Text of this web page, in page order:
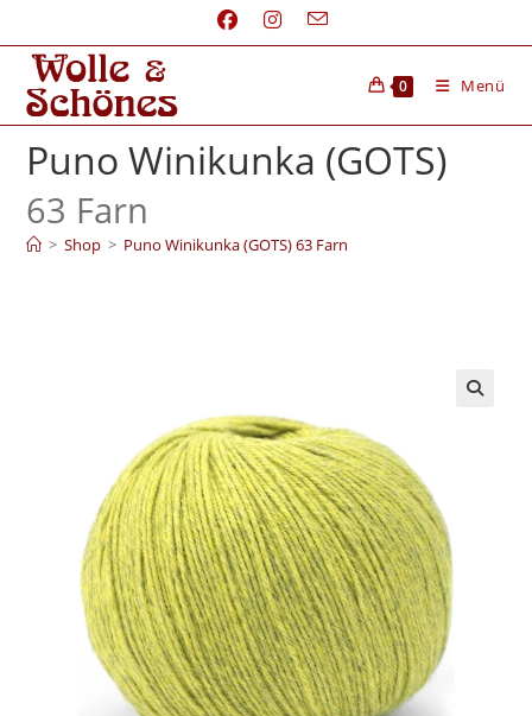
0 Menü
Puno Winikunka (GOTS)
63 Farn
> Shop > Puno Winikunka (GOTS) 63 Farn